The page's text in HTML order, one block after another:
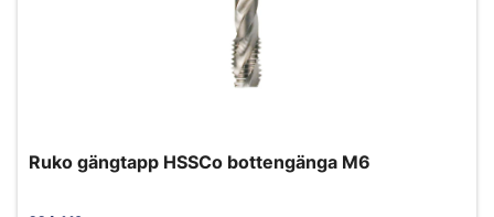
Ruko gängtapp HSSCo bottengänga M6